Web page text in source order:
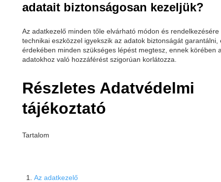
adatait biztonságosan kezeljük?
Az adatkezelő minden tőle elvárható módon és rendelkezésére
technikai eszközzel igyekszik az adatok biztonságát garantálni,
érdekében minden szükséges lépést megtesz, ennek körében
adatokhoz való hozzáférést szigorúan korlátozza.
Részletes Adatvédelmi
tájékoztató
Tartalom
Az adatkezelő